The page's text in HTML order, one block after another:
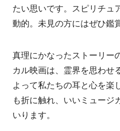
たい思いです。スピリチュ
動的。未見の方にはぜひ鑑
真理にかなったストーリー
カル映画は、霊界を思わせ
よって私たちの耳と心を楽
も折に触れ、いいミュージ
いります。